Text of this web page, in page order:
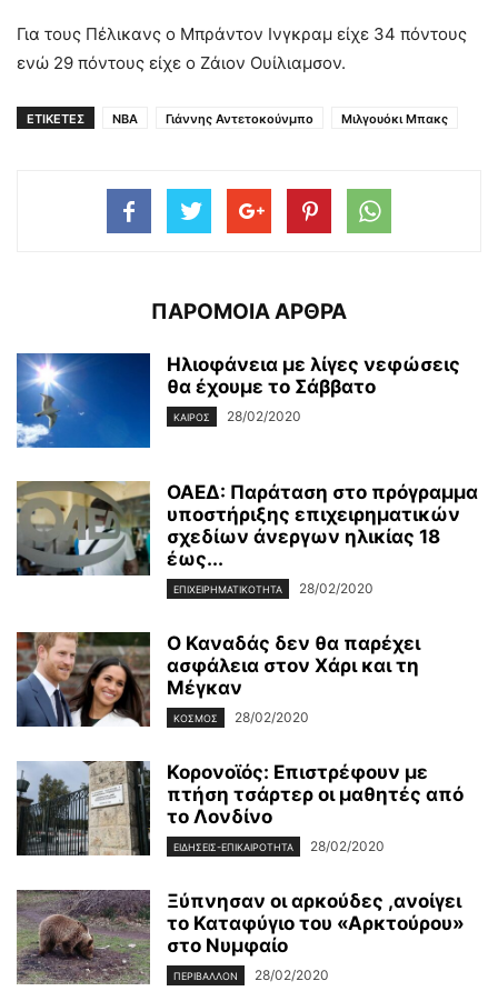
Για τους Πέλικανς ο Μπράντον Ινγκραμ είχε 34 πόντους
ενώ 29 πόντους είχε ο Ζάιον Ουίλιαμσον.
ΕΤΙΚΕΤΕΣ NBA Γιάννης Αντετοκούνμπο Μιλγουόκι Μπακς
ΠΑΡΟΜΟΙΑ ΑΡΘΡΑ
Ηλιοφάνεια με λίγες νεφώσεις
θα έχουμε το Σάββατο
ΚΑΙΡΌΣ 28/02/2020
ΟΑΕΔ: Παράταση στο πρόγραμμα
υποστήριξης επιχειρηματικών
σχεδίων άνεργων ηλικίας 18
έως...
ΕΠΙΧΕΙΡΗΜΑΤΙΚΌΤΗΤΑ 28/02/2020
Ο Καναδάς δεν θα παρέχει
ασφάλεια στον Χάρι και τη
Μέγκαν
ΚΌΣΜΟΣ 28/02/2020
Κορονοϊός: Επιστρέφουν με
πτήση τσάρτερ οι μαθητές από
το Λονδίνο
ΕΙΔΉΣΕΙΣ-ΕΠΙΚΑΙΡΌΤΗΤΑ 28/02/2020
Ξύπνησαν οι αρκούδες ,ανοίγει
το Καταφύγιο του «Αρκτούρου»
στο Νυμφαίο
ΠΕΡΙΒΆΛΛΟΝ 28/02/2020